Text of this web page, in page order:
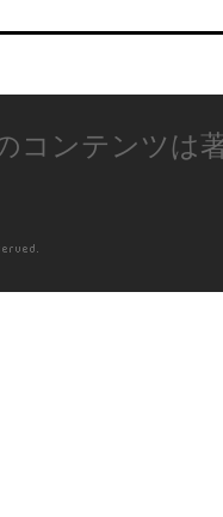
コンテンツは